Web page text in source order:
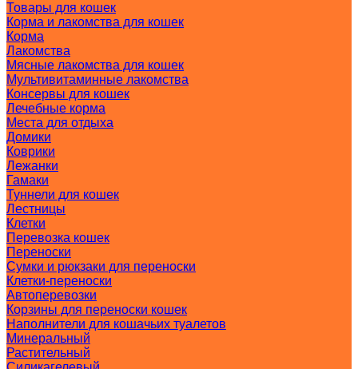
Товары для кошек
Корма и лакомства для кошек
Корма
Лакомства
Мясные лакомства для кошек
Мультивитаминные лакомства
Консервы для кошек
Лечебные корма
Места для отдыха
Домики
Коврики
Лежанки
Гамаки
Туннели для кошек
Лестницы
Клетки
Перевозка кошек
Переноски
Сумки и рюкзаки для переноски
Клетки-переноски
Автоперевозки
Корзины для переноски кошек
Наполнители для кошачьих туалетов
Минеральный
Растительный